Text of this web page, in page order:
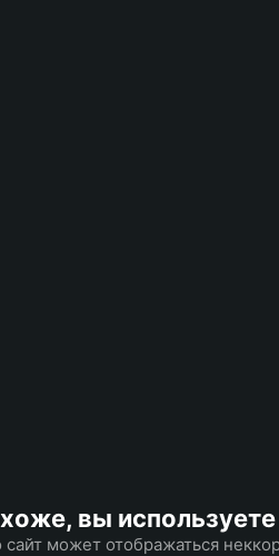
вы используете
сайт может отображаться